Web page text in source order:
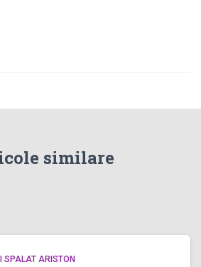
similare
SPALAT ARISTON